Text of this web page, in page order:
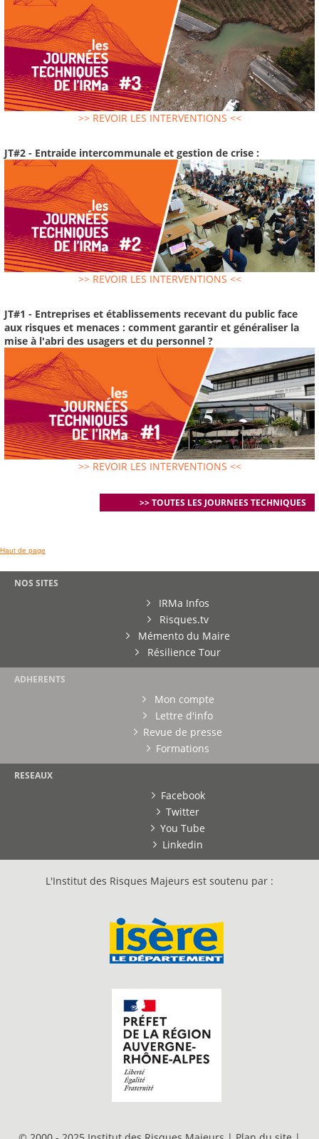
>> REVOIR LES INTERVENTIONS <<
JT#2 - Entraide intercommunale et gestion de crise :
>> REVOIR LES INTERVENTIONS <<
JT#1 - Entreprises et établissements recevant du public face
aux risques et menaces : comment garantir et généraliser la
mise à l'abri des usagers et du personnel ?
>> REVOIR LES INTERVENTIONS <<
>> TOUTES LES JOURNEES TECHNIQUES
Haut de page
NOS SITES
IRMa Infos
Risques.tv
Mémento du Maire
Résilience Tour
ADHERENTS
Mon compte
Lettre d'info
Revue de presse
Formations
RESEAUX
Facebook
Twitter
You Tube
Linkedin
L'Institut des Risques Majeurs est soutenu par :